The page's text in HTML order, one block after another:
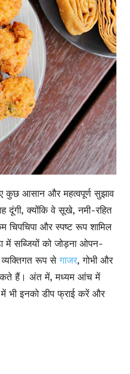
कुछ आसान और महत्वपूर्ण सुझाव
दूंगी, क्योंकि वे सूखे, नमी-रहित
और स्पष्ट रूप शामिल
में सब्जियों को जोड़ना ओपन-
रूप सेगाजर, गोभी और
हैं। अंत में, मध्यम आंच में
भी इनको डीप फ्राई करें और